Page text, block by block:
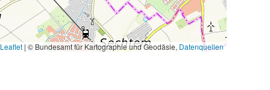
| © Bundesamt für Kartographie und Geodäsie, Datenquellen